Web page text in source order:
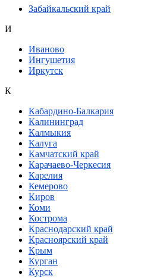
Забайкальский край
И
Иваново
Ингушетия
Иркутск
К
Кабардино-Балкария
Калининград
Калмыкия
Калуга
Камчатский край
Карачаево-Черкесия
Карелия
Кемерово
Киров
Коми
Кострома
Краснодарский край
Красноярский край
Крым
Курган
Курск